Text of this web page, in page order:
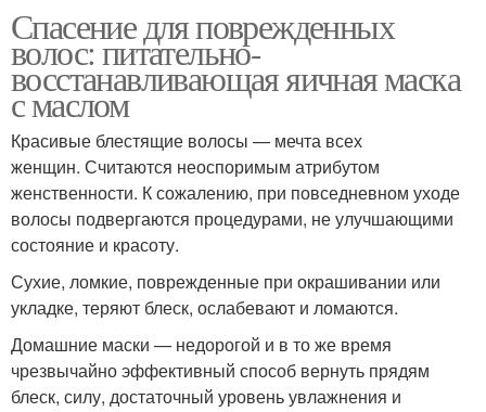
Спасение для поврежденных
волос: питательно-
восстанавливающая яичная маска
с маслом
Красивые блестящие волосы — мечта всех
женщин. Считаются неоспоримым атрибутом
женственности. К сожалению, при повседневном уходе
волосы подвергаются процедурами, не улучшающими
состояние и красоту.
Сухие, ломкие, поврежденные при окрашивании или
укладке, теряют блеск, ослабевают и ломаются.
Домашние маски — недорогой и в то же время
чрезвычайно эффективный способ вернуть прядям
блеск, силу, достаточный уровень увлажнения и